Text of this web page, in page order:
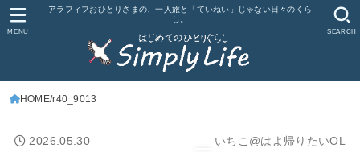
アラフィフおひとりさまの、一人旅と「ていねい」じゃない日々のくら
し。
SEARCH
MENU
HOME r40_9013
2026.05.30 いちこ@はよ帰りたいOL